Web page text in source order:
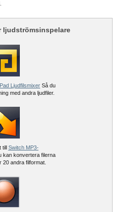
ljudströmsinspelare
Ljudfilsmixer Så du
med andra ljudfiler.
till Switch MP3-
kan konvertera filerna
20 andra filformat.